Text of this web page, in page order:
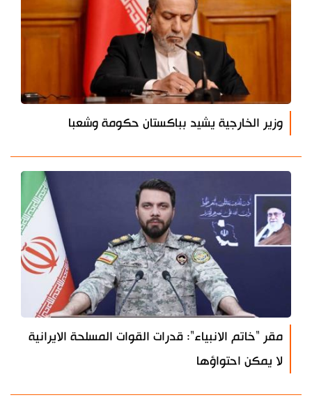
وزير الخارجية يشيد بباكستان حكومة وشعبا
مقر "خاتم الانبياء": قدرات القوات المسلحة الايرانية
لا يمكن احتواؤها